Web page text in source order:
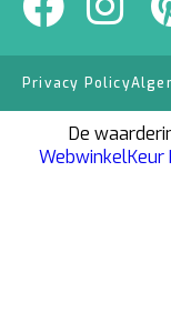
Privacy Policy
De
WebwinkelKeur